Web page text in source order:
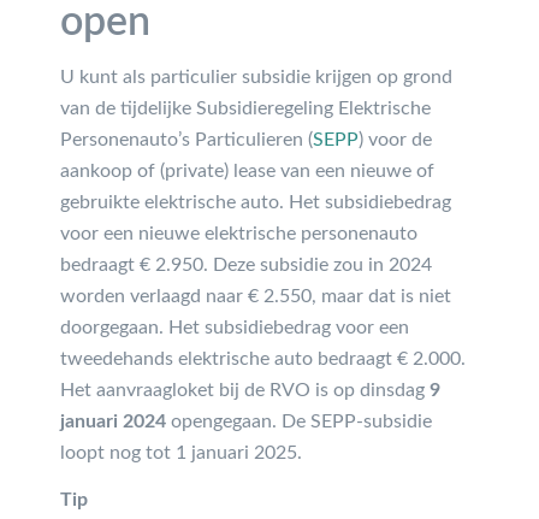
open
U kunt als particulier subsidie krijgen op grond
van de tijdelijke Subsidieregeling Elektrische
Personenauto’s Particulieren (SEPP) voor de
aankoop of (private) lease van een nieuwe of
gebruikte elektrische auto. Het subsidiebedrag
voor een nieuwe elektrische personenauto
bedraagt € 2.950. Deze subsidie zou in 2024
worden verlaagd naar € 2.550, maar dat is niet
doorgegaan. Het subsidiebedrag voor een
tweedehands elektrische auto bedraagt € 2.000.
Het aanvraagloket bij de RVO is op dinsdag 9
januari 2024 opengegaan. De SEPP-subsidie
loopt nog tot 1 januari 2025.
Tip